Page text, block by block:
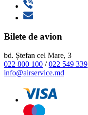
Bilete de avion
bd. Ștefan cel Mare, 3
022 800 100 /022 549 339
info@airservice.md